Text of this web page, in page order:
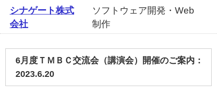
シナゲート株式
会社
ソフトウェア開発・Web
制作
6月度ＴＭＢＣ交流会（講演会）開催のご案内：
2023.6.20